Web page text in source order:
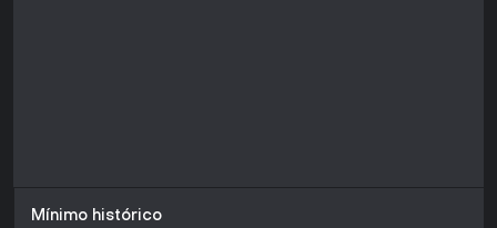
Mínimo histórico